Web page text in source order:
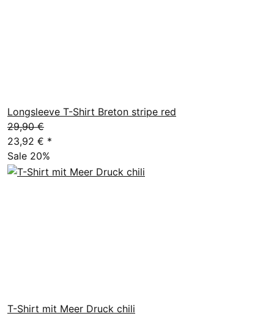
Longsleeve T-Shirt Breton stripe red
29,90 €
23,92 € *
Sale 20%
T-Shirt mit Meer Druck chili